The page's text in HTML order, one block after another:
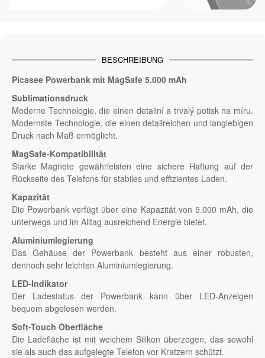
BESCHREIBUNG
Picasee Powerbank mit MagSafe 5.000 mAh
Sublimationsdruck
Moderne Technologie, die einen detailní a trvalý potisk na míru.
Modernste Technologie, die einen detailreichen und langlebigen
Druck nach Maß ermöglicht.
MagSafe-Kompatibilität
Starke Magnete gewährleisten eine sichere Haftung auf der
Rückseite des Telefons für stabiles und effizientes Laden.
Kapazität
Die Powerbank verfügt über eine Kapazität von 5.000 mAh, die
unterwegs und im Alltag ausreichend Energie bietet.
Aluminiumlegierung
Das Gehäuse der Powerbank besteht aus einer robusten,
dennoch sehr leichten Aluminiumlegierung.
LED-Indikator
Der Ladestatus der Powerbank kann über LED-Anzeigen
bequem abgelesen werden.
Soft-Touch Oberfläche
Die Ladefläche ist mit weichem Silikon überzogen, das sowohl
sie als auch das aufgelegte Telefon vor Kratzern schützt.